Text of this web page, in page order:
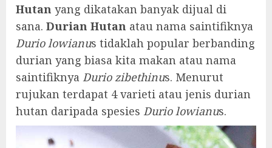
Hutan yang dikatakan banyak dijual di
sana. Durian Hutan atau nama saintifiknya
Durio lowianus tidaklah popular berbanding
durian yang biasa kita makan atau nama
saintifiknya Durio zibethinus. Menurut
rujukan terdapat 4 varieti atau jenis durian
hutan daripada spesies Durio lowianus.